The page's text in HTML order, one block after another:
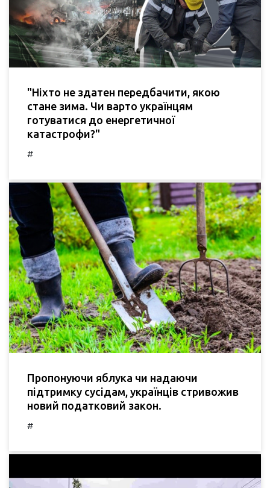
"Ніхто не здатен передбачити, якою
стане зима. Чи варто українцям
готуватися до енергетичної
катастрофи?"
#
Пропонуючи яблука чи надаючи
підтримку сусідам, українців стривожив
новий податковий закон.
#